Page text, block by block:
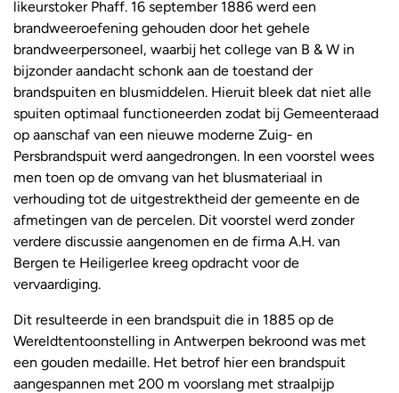
likeurstoker Phaff. 16 september 1886 werd een
brandweeroefening gehouden door het gehele
brandweerpersoneel, waarbij het college van B & W in
bijzonder aandacht schonk aan de toestand der
brandspuiten en blusmiddelen. Hieruit bleek dat niet alle
spuiten optimaal functioneerden zodat bij Gemeenteraad
op aanschaf van een nieuwe moderne Zuig- en
Persbrandspuit werd aangedrongen. In een voorstel wees
men toen op de omvang van het blusmateriaal in
verhouding tot de uitgestrektheid der gemeente en de
afmetingen van de percelen. Dit voorstel werd zonder
verdere discussie aangenomen en de firma A.H. van
Bergen te Heiligerlee kreeg opdracht voor de
vervaardiging.
Dit resulteerde in een brandspuit die in 1885 op de
Wereldtentoonstelling in Antwerpen bekroond was met
een gouden medaille. Het betrof hier een brandspuit
aangespannen met 200 m voorslang met straalpijp